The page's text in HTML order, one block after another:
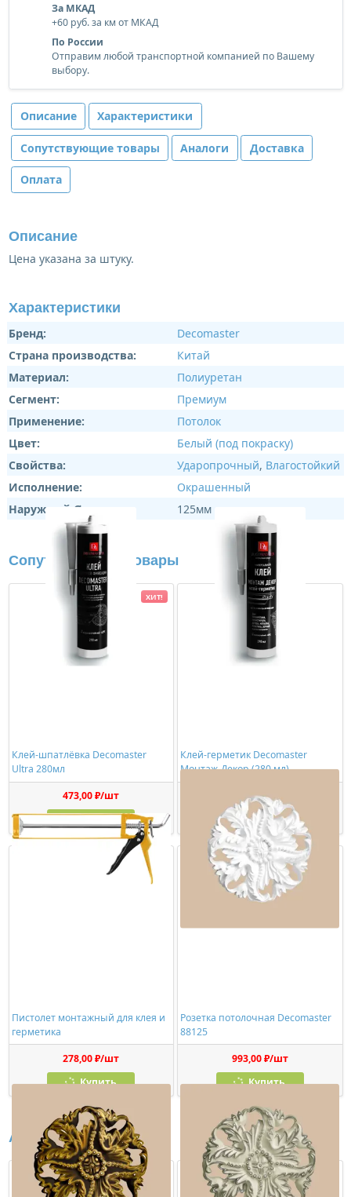
За МКАД
+60 руб. за км от МКАД
По России
Отправим любой транспортной компанией по Вашему
выбору.
Описание Характеристики
Сопутствующие товары Аналоги Доставка
Оплата
Описание
Цена указана за штуку.
Характеристики
Бренд:
Decomaster
Страна производства:
Китай
Материал:
Полиуретан
Сегмент:
Премиум
Применение:
Потолок
Цвет:
Белый (под покраску)
Свойства:
Ударопрочный, Влагостойкий
Исполнение:
Окрашенный
Наружный Ø:
125мм
Сопутствующие товары
Клей-шпатлёвка Decomaster
Ultra 280мл
473,00 ₽/шт
Купить
ХИТ!
Клей-герметик Decomaster
Монтаж-Декор (280 мл)
1150,00 ₽/шт
Купить
Пистолет монтажный для клея и
герметика
278,00 ₽/шт
Купить
Розетка потолочная Decomaster
88125
993,00 ₽/шт
Купить
Аналоги